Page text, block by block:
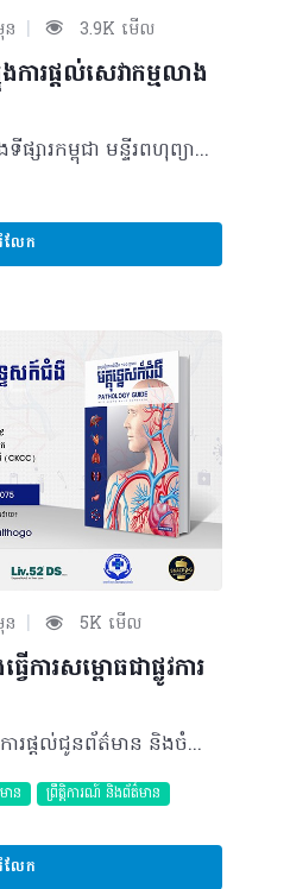
ន | 3.9K មើល
ារផ្តល់សេវាកម្មលាង
ជាមួយវត្តមានត្រឹមតែ ៣ឆ្នាំនៅក្នុងទីផ្សារកម្ពុជា មន្ទីរពហុព្យាបាល ជប៉ុន ឡាយហ្វ៍ កំពុងបន្តបេសកកម្មផ្តល់ជូនសេវាកម្មផ្នែកសុខាភិបាលដោយផ្តោតសំខាន់ទៅលើវិធីសាស្រ្តលាងឈាមចំពោះអ្នកជំងឺខ្សោយតម្រងនោម និងកំពុងត្រូវបានគេទទួលស្គាល់ពីគុណភាព ប្រសិទ្ធភាព និងជាទំនុកចិត្តទៅតាមស្តង់ដារបស់ប្រទេសជប៉ុនសម្រាប់អ្នកជំងឺទាំងអស់។ ខ្លះៗអំពីជប៉ុន ឡាយហ្វ៍ មន្ទីរពហុព្យាបាល ជប៉ុន ឡាយហ្វ៍ ជាមន្ទីរសម្រាកព្យាបាលបង្កើតឡើងនៅឆ្នាំ ២០១៦ ក្រោមការសម្រេចចិត្តដែលទទួលបានពីបទពិសោធន៍កើតមានឡើងចំពោះអ្នកម្តាយផ្ទាល់របស់ អគ្គនាយិកា ខេង កណ្ណិការ ដែលអ្នកម្តាយរបស់ លោកជំទាវត្រូវតម្រូវឲ្យធ្វើការលាងឈាម ដោយសារតែជំងឺខ្សោយតម្រងនោម ដំណាក់កាលទី ៥ តាំងពីឆ្នាំ ២០០២ ក្រោមការយកចិត្តទុកដាក់ខ្ពស់ពីអ្នកជំនាញនៅមន្ទីរពេទ្យកាលម៉ែត និងមជ្ឈមណ្ឌលលាងឈាម ជា ស៊ីម។ ជាមួយប្រវត្តិដែលកើតឡើងចំពោះក្រុមគ្រួសារនេះហើយ ទើបលោកជំទាវ ចាប់ផ្តើមស្វែងរកដៃគូសហការក្នុងការជួយជីវិតរបស់អ្នកម្តាយផ្ទាល់ និងប្រជាជនផ្សេងទៀត។ ចំណែកការសម្រេចចិត្តក្នុងការដាក់ឈ្មោះថា ជប៉ុន ឡាយហ្វ៍ គឺក្នុងគោលបំណងចង់បង្ហាញពីទំនាក់ទំនង និងជាតំណាងសម្រាប់ដៃគូជប៉ុន ម៉្យាងទៀតពាក្យថាឡាយហ្វ៍សំដៅលើជីវិតដែលមានភាពអស្ចារ្យលើសពីជីវិតធម្មតា ជាមួយនឹងក្តីសង្ឃឹមក្នុងការជួយសង្គ្រោះជីវិតអ្នកជំងឺទាំងអស់ ដើម្បីទទួលបានគុណភាពនៃជីវិត និងជីវភាពធូរធារដូចទៅនឹងប្រជាជនជប៉ុនដែលមានភាពល្បីល្បាញខាងផ្នែកសុខភាព។ ក្រៅពីការគាំទ្រយ៉ាងពេញទំហឹងពីដៃគូជប៉ុន មន្ទីរពហុព្យាបាល ជប៉ុន ឡាយហ្វ៍ ក៏មានការចូលរួមពីភាគីផ្សេងទៀតដូចជា សិង្ហបុរី ចិន ថៃ និងភូមា ដែលមានចំណែកយ៉ាងសំខាន់ទៅលើការផ្គត់ផ្គង់គ្រឿងបរិក្ខារពេទ្យ និងសម្ភារផ្សេងៗសម្រាប់ប្រើប្រាស់ក្នុងមន្ទីរពហុព្យាបាល បន្ថែមពីនោះដៃគូទាំងអស់ក៏ជាប្រភពមិនអាចខ្វះបានក្នុងការបណ្តុះបណ្តាលគុណភាពធនធានមនុស្ស នៅក្នុងមន្ទីរពហុព្យាបាលទៅតាមជំនាញ និងមុខងារតួនាទីនីមួយៗឲ្យបានច្បាស់លាស់ ព្រមទាំងផ្តោតសំខាន់ទៅលើបុគ្គលិកលក្ខណ:សំខាន់ៗដូចជា ត្រូវរួសរាយរាក់ទាក់ មានភាពអត់ធ្មត់ យកចិត្តទុកដាក់ទៅលើអ្នកជំងឺ គ្រូពេទ្យមានជំនាញច្បាស់លាស់ និងមានឯកទេសពិតប្រាកដ រួមគ្នាថែរក្សាសុខភាព និងរក្សាការសម្ងាត់ និងឈរលើវិជ្ជាជីវៈ ក្រមសីលធម៌ដើម្បីប្រាស្រ័យទាក់ទងជាមួយអ្នកជំងឺ។ ចក្ខុវិស័យចម្បង ចក្ខុវិស័យរបស់មន្ទីរពហុព្យាបាល គឺចង់ឃើញអ្នកជំងឺនៅប្រទេសកម្ពុជាមានសុខភាពល្អដូចអ្នកជំងឺនៅប្រទេសជប៉ុន ដែលផ្តោតសំខាន់ទៅលើសេវាកម្មលាងឈាម និងធានាឲ្យបាននូវលទ្ធភាពការងាររបស់អ្នកជំងឺដូចទៅនឹងប្រជាជនទូទៅ។ បន្ថែមពីនោះ មន្ទីរពហុព្យាបាលគឺមានកាតព្វកិច្ចរក្សាឲ្យបាននូវស្តង់ដា ទៅតាមប្រទេសជប៉ុនឲ្យបាន ១០០ភាគរយ ដោយអនុវត្តជាបុគ្គលគឺ អ្នកជំងឺម្នាក់ត្រូវបានទទួលសេវាកម្ម ដោយប្រើប្រាស់ម៉ាស៊ីនមួយ គ្រែមួយ សម្លៀកបំពាក់មួយឈុត កម្រាលពូកខ្នើយមួយឈុត ទូដាក់ស្បែក ជើងមួយ និងទូសម្លៀកបំពាក់មួយ រួមទាំងគិលានុបដ្ឋាកថែទាំដាច់ដោយឡែករៀងៗខ្លួន។ ចំណែកសម្ភារប្រើប្រាស់ និងម៉ាស៊ីនត្រូវបាននាំចូលមកពីប្រទេសជប៉ុន ដោយផ្ទាល់រួមមាន ម៉ាស៊ីនលាងឈាមថ្មីទំនើប និងជាបច្ចេកវិទ្យាចុងក្រោយបង្អស់ឆ្នាំ២០១៨ រួមមានម៉ាក JMS Blood Line, JMS AVF, JMS Truss, JMS Hemo set, Original Solution. A & B Original, Dialyzer High Flux JMS។ ក្រៅពីផ្តល់សេវាព្យាបាលដ៏មានទំនុកចិត្ត មន្ទីរពហុព្យាបាល ក៏មានការជួយពីសម្បុរសធម៌ប្រទេសជប៉ុន និងជំនួយឧបត្ថម្ភពីដៃគូជប៉ុន ក្នុងគោលដៅជួយសម្រាលដល់ជីវភាពរស់នៅរបស់ប្រជាពលរដ្ឋកម្ពុជាឲ្យកាន់តែប្រសើរឡើង។ អំពីសេវាកម្ម មន្ទីរពហុព្យាបាល ជប៉ុន ឡាយហ្វ៍ រួមមានសេវាកម្មដូចជា៖ ១. ពិគ្រោះជំងឺទូទៅ ២. ពិនិត្យដោយម៉ាស៊ីនវិភាគរាងកាយ ៣. ឱសថស្ថាន ៤. ពិនិត្យអេកូសាស្រ្ត ៥. មន្ទីរពិសោធន៍ ៦. សង្គ្រោះបន្ទាន់ ៧. វះកាត់ ៨. លាងឈាម ៩. សម្រាកព្យាបាល។ ដើម្បីធានាបាននូវគុណភាពរបស់ មន្ទីរពហុព្យាបាលអ្នកគ្រប់គ្រងនិងបុគ្គលគ្រប់ស្រទាប់ថ្នាក់នឹងប្តេជ្ញាអនុវត្តយ៉ាងខ្ជាប់ខ្ជួនតាមបាវចនា “គុណភាព ប្រសិទ្ធភាព ឧត្តមភាព សីលធម៌ គុណធម៌ សាមគ្គីភាពផ្ទៃក្នុងគោរពវិន័យ និងពង្រឹងសមត្ថភាព”។ ការសម្រេចបាននូវសមិទ្ធិផល ចាប់តាំងពីការចាប់ផ្តើមរហូតមកដល់សព្វថ្ងៃ និងក្រោមកិច្ចខិតខំប្រឹងប្រែងដើម្បីពង្រឹង ក៏ដូចជាអភិវឌ្ឍមន្ទីរពហុព្យាបាល ជប៉ុន ឡាយហ្វ៍ បានតម្លើងនូវសម្ភារដែលរួមមាន គ្រែអ្នកជំងឺចំនួន ២០ និងម៉ាស៊ីនលាងឈាមចំនួន ១០ រួមទាំងការបន្ថែមបុគ្គលិកសរុប ៤០នាក់។ ថ្មីៗនេះ មន្ទីរពហុព្យាបាលក៏បាននាំចូលម៉ាស៊ីនវិភាគរាងកាយដើម្បីការពារ និងរក្សាសុខភាពផងដែរ។ នៅពីក្រោយភាពជោគជ័យ មន្ទីរពហុព្យាបាល ជប៉ុន ឡាយហ្វ៍ ក៏បានជួបផលវិបាកមួយចំនួន ដូចជា ការពង្រឹងស្តង់ដាគុណភាព ការបណ្ដុះបណ្ដាលធនធានមនុស្ស និងការអប់រំណែនាំអ្នកជំងឺឲ្យទទួលយកស្តង់ដាដែលថ្មី ។ ការរំពឹងទុកនាពេលអនាគត ការពង្រឹងគុណភាព និងប្រសិទ្ធភាពក្នុងការព្យាបាលជំងឺនៅតែជាចក្ខុវិស័យដ៏ចម្បងក្នុងការបន្តដំណើរការរបស់មន្ទីរពហុព្យាបាល ជប៉ុន ឡាយហ្វ៍។ បន្ថែមពីនោះដើម្បីបំពេញតម្រូវការឲ្យបានកាន់តែសម្បូរបែបយើងនឹងបំពាក់ឧបករណ៍ទំនើបទាន់សម័យសម្រាប់ប្រើប្រាស់ និងខិតខំស្វែងរកដៃគូជំនួយផ្សេងទៀតដើម្បីជួយសម្រាលដល់ប្រជាពលរដ្ឋដែលខ្វះខាតក្នុងការទទួលបានការព្យាបាល និងសេវាកម្មថែទាំសុខភាព។ គ្រប់ដំណើរការទាំងអស់របស់ មន្ទីរពហុព្យាបាល យើងក៏មិនអាចភ្លេចបានពីការគាំទ្រទាំងគ្រប់ផ្នែក និងសូមថ្លែងអំណរគុណដល់រដ្ឋមន្រ្តីក្រសួងសុខាភិបាល មជ្ឈមណ្ឌលលាងឈាម ជា ស៊ីម និងមន្ទីរពេទ្យកាល់ម៉ែតព្រមទាំងថ្នាក់ដឹកនាំគ្រប់ជាន់ថ្នាក់ ដែលតែងតែលើកទឹកចិត្ត និងបង្កលក្ខណៈងាយស្រួលដល់ការអនុវត្តការងារ។ ម៉្យាងទៀតការថែរក្សាសុខភាព តាមរយៈការហូបចំណីអាហារ ភេសជ្ជៈដែលមានអនាម័យ និងប្រើប្រាស់ឱសថទៅតាមវេជ្ជបញ្ជាជាកាតព្វកិច្ចដែលប្រជាពលរដ្ឋម្នាក់ៗគួរអនុវត្តឡើងដើម្បីធានាបានសុខភាពល្អ និងសុភមង្គល។ បកស្រាយដោយ៖ អគ្គនាយិកា ខេង កណ្ណិការ ប្រចាំមន្ទីរពហុព្យាបាល ជប៉ុន ឡាយហ្វ៍ និងជាអនុប្រធានសមាគមអ្នកលក់ឱសថកម្ពុជា ©2019 រក្សាសិទ្ធិគ្រប់យ៉ាង​ដោយ Healthtime Corporation ចំពោះគ្រប់អត្ថបទដោយគ្មានផ្នែកណាមួយត្រូវបោះពុម្ពផ្សាយចូល ប្រព័ន្ធអ៊ីនធឺណែតឧបករណ៍អេឡិចត្រូនិកអាត់ជាសំឡេងឬថតចំលងគ្រប់រូបភាពដោយគ្មានការអនុញ្ញាតឡើយ
លែក
ន | 5K មើល
ការសម្ពោធជាផ្លូវការ
ដោយសង្កេតឃើញពីកង្វះខាតនៃការផ្តល់ជូនព័ត៌មាន និងចំណេះដឹងផ្នែកសុខភាពក្នុងសង្គមបច្ចុប្បន្ន ក្រុមហ៊ុន ទស្សនាវដ្ដីហេលស៍ថាម ក៏ចាប់ផ្តើមការចេញផ្សាយទស្សនាវដ្ដីផ្នែកចំណេះដឹងសុខភាពដែលជាទីទុកចិត្តតាមរយៈបទសម្ភាសន៍ពីសំណាក់សាស្រ្តាចារ្យវេជ្ជបណ្ឌិត និងវេជ្ជបណ្ឌិតជាច្រើនផ្នែក បន្ថែមពីនោះក៏ការមានការរៀបរៀងជាអត្ថបទចំណេះដឹងសុខភាពទូទៅដទៃទៀតដែលទទួលបានពីដៃគូសហការ និងសំណាក់ក្រុមអ្នកនិពន្ធ។ ថ្មីៗនេះដែរ ដើម្បីជាការបំពេញតម្រូវការបន្ថែម ដែលមិនត្រឹមតែផ្តល់ជូនទៅកាន់ប្រជាជនទូទៅនោះទេ ថែមទាំងសម្រាប់អ្នកនៅក្នុងវិជ្ជាជីវៈសុខាភិបាលផងដែរ ហេលស៍ថាម ក៏បានបន្តចេញផ្សាយសៀវភៅមួយទៀតឈ្មោះថា មគ្គុទេ្ទសក៍ជំងឺ។ មគ្គុទេ្ទសក៍ជំងឺ ជាសៀវភៅប្រមូលផ្ដុំទៅដោយជំងឺជិត ១០០ ប្រភេទដែលជាការបកស្រាយយ៉ាងក្បោះក្បាយពីសំណាក់ សាស្រ្តាចារ្យវេជ្ជបណ្ឌិត និងវេជ្ជបណ្ឌិត ដោយក្ដោបសំខាន់នូវនិយមន័យ រោគសញ្ញា ការធ្វើរោគវិនិច្ឆ័យ ការព្យាបាល និងវិធីសាស្រ្តការពារទៅតាមស្ថានភាពជំងឺនីមួយៗ។ ជាមួយគ្នាផងដែរ ក៏មានការរួមបញ្ចូលនូវផ្នែកករណីសិក្សា ដែលជាការបកស្រាយរបស់វេជ្ជបណ្ឌិតជំនាញទៅកាន់បញ្ហាសុខភាពរបស់អ្នកអានផ្ទាល់។ ចំណុចសំខាន់ដែលគួរចាប់អារម្មណ៍ផ្សេងទៀត សម្រាប់ការចងក្រងសៀវភៅមគ្គុទ្ទេសក៍នេះឡើងគឺដើម្បីជាផ្នែកមួយជួយដល់ការផ្តល់ជូនដល់សាធារណជន ក៏ដូចជាអ្នកនៅក្នុងវិស័យសុខាភិបាល ក្នុងការបង្កើនចំណេះដឹង និងលើកកម្ពស់ ការអប់រំសារៈសំខាន់ផ្នែកសុខាភិបាលក៏ដូចជាការលើកកម្ពស់ការអាន និងស្វែងយល់បន្ថែមក្នុងផ្នែកសុខាភិបាល មិនតែប៉ុណ្ណោះ ក៏ដើម្បីជាផ្នែកមួយក្នុងការបន្តបោះពុម្ពផ្សាយសៀវភៅជាភាសាខ្មែរឲ្យបានកាន់តែច្រើនថែមទៀតផង។ ដើម្បីដាក់ចេញផ្សាយជាផ្លូវការនូវសៀវភៅ មគ្គុទ្ទេសក៍ជំងឺ ក្រុមហ៊ុន ហេលស៍ថាម ខប នឹងរៀបចំកម្មវិធីសម្ពោធសៀវភៅ នាថ្ងៃទី ២៣ ខែមីនាឆ្នាំ២០១៩ ចាប់ពីម៉ោង ៨ព្រឹក ដល់ ១១ព្រឹក នៅមជ្ឈមណ្ឌលសហប្រតិបត្តិការកម្ពុជា-កូរ៉េ (CKCC) ក្នុងគោលបំណងសំខាន់បីគឺ៖ • ដើម្បីដាក់សម្ពោធជាផ្លូវការសៀវភៅមគ្គុទ្ទេសក៍ជំងឺ របស់ក្រុមហ៊ុនហេលស៍ថាម និងការតាំងលក់សៀវភៅ ដើម្បីយកថវិកានៃការលក់សៀវភៅ១០% ដើម្បីបង្កើតកម្មវិធីសប្បុរធម៌នាពេលខាងមុខនេះ • ការថ្លែងអំណរគុណដល់លោក លោកស្រី វេជ្ជបណ្ឌិត និងសាស្ត្រាចារ្យវេជ្ជបណ្ឌិត ទាំងអស់ដែលបានចូលរួមចែករំលែកនូវអត្ថបទចំណេះដឹងសុខភាពដ៏មានតម្លៃ ក្នុងការចងក្រងសៀវភៅមគ្គុទេ្ទសក៍ជំងឺឡើង • ការបង្ហាញពីអត្ថប្រយោជន៍របស់សៀវភៅ ដល់សាធារណជន។ សម្រាប់កម្មវិធីមួយព្រឹកនៃការសម្ពោធសៀវភៅ មគ្គុទ្ទេសក៍ជំងឺ នាពេលខាងមុខនេះ ក៏នឹងមានរបៀបវារៈសំខាន់ៗក្នុងកម្មវិធីរួមមាន៖ • សន្ទរកថាសង្ខេប ពីសំណាក់នាយក ក្រុមហ៊ុន ហេលស៍ថាម ខប • ពិធីសម្ពោធសៀវភៅ មគ្គុទ្ទេសក៍ជំងឺ ជាផ្លូវការ • ពិធីថ្លែងអំណរគុណ ដល់ដៃគូសហការ និងវេជ្ជបណ្ឌិតជាទីប្រឹក្សា របស់សៀវភៅ មគ្គុទ្ទេសក៍ជំងឺ • សម្រាក និងសកម្មភាពទំនាក់ទំនងទៅវិញទៅមករបស់ភ្ញៀវកិត្តិយស • សន្និសីទសារព័ត៌មានជុំវិញការចងក្រងសៀវភៅ • ការសម្ដែងពីក្រុមនិស្សិតសុខាភិបាល • បិទកម្មិធី និងការថ្លែងអំណរគុណដល់អ្នកដែលបានចូលរួម។ កម្មវិធីនឹងរំពឹងទុកមានការចូលរួមពីសំណាក់ សាស្ត្រាចារ្យវេជ្ជបណ្ឌិត វេជ្ជបណ្ឌិត ក្រុមហ៊ុនសហការនិង ក្រុមហ៊ុនពាក់ព័ន្ធក្នុងវិស័យសុខាភិបាល សិស្សនិស្សិតសុខាភិបាល អ្នកប្រកបរបរវិជ្ជាជីវៈសុខាភិបាល រួមទាំងសាធារណជន ដែលជាសក្ខីភាពសម្រាប់ការផ្សព្វផ្សាយជាផ្លូវការនៃសៀវភៅ មគ្គុទ្ទេសក៍ជំងឺ។ គួរបញ្ជាក់ផងដែរ ហេលស៍ថាម ខប ជាក្រុមហ៊ុននាំមុខគេដែលផ្តោតសំខាន់ជាចម្បងនូវការចែករំលែកចំណេះដឹងសុខភាព និងផ្តល់ជូនជាព័ត៌មានទៅកាន់ប្រជាជនទាំងអស់ពីសេវាកម្មសម្រាប់តម្រូវការផ្នែកសុខាភិបាលអស់រយៈពេល ៧ឆ្នាំមកហើយ។ ហើយសម្រាប់ការចេញផ្សាយជាសៀវភៅ “មគ្គុទេ្ទសក៍ជំងឺ” គឺជាការចាប់ផ្ដើមបំពេញបន្ថែមតម្រូវការដែលកំពុងខ្វះខាតដោយក្រុមហ៊ុននឹងបន្តផ្តល់ជូនការចេញផ្សាយជាបន្តទៀតនៅពេលខាងមុខ។ សម្រាប់ការចូលរួម៖ • ស្វាគមន៍ចំពោះគ្រប់សាធារណជនទាំងអស់ • ពេលវេលា និងទីតាំង ៖ ព្រឹកថ្ងៃទី ២៣ ខែមីនា ឆ្នាំ ២០១៩ នៅមជ្ឈមណ្ឌលសហប្រតិបត្តិការកម្ពុជា-កូរ៉េ (CKCC) • ចុះឈ្មោះតាមរយៈ ៖https://docs.google.com/forms/d/e/1FAIpQLScp5E9NxppMoV3ta1i9aV3Pa0SRAirVZ5981TstpFuXSo7SIA/viewform ©2019 រក្សាសិទ្ធិគ្រប់យ៉ាង​ដោយ Healthtime Corporation ចំពោះគ្រប់អត្ថបទដោយគ្មានផ្នែកណាមួយត្រូវបោះពុម្ពផ្សាយចូល ប្រព័ន្ធអ៊ីនធឺណែតឧបករណ៍អេឡិចត្រូនិកអាត់ជាសំឡេងឬថតចំលងគ្រប់រូបភាពដោយគ្មានការអនុញ្ញាតឡើយ
ាន
ព្រឹត្តិការណ៍ និងព័ត៌មាន
លែក